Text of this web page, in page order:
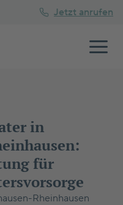
Jetzt anrufen
in
für
Rheinhausen